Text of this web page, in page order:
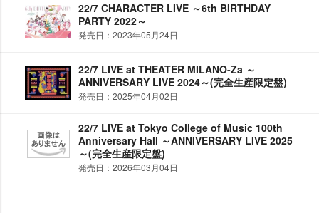
22/7 CHARACTER LIVE ～6th BIRTHDAY
PARTY 2022～
発売日：2023年05月24日
22/7 LIVE at THEATER MILANO-Za ～
ANNIVERSARY LIVE 2024～(完全生産限定盤)
発売日：2025年04月02日
22/7 LIVE at Tokyo College of Music 100th
Anniversary Hall ～ANNIVERSARY LIVE 2025
～(完全生産限定盤)
発売日：2026年03月04日